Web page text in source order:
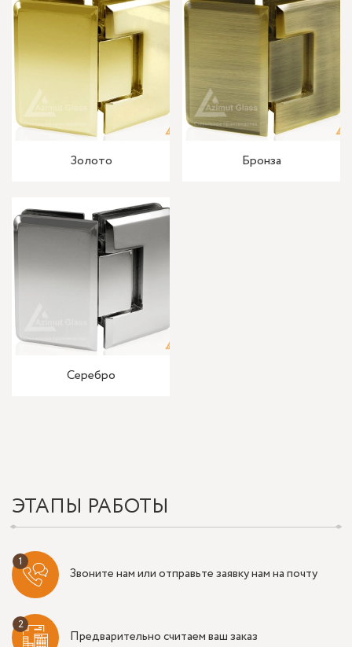
Золото Бронза
Серебро
ЭТАПЫ РАБОТЫ
Звоните нам или отправьте заявку нам на почту
Предварительно считаем ваш заказ